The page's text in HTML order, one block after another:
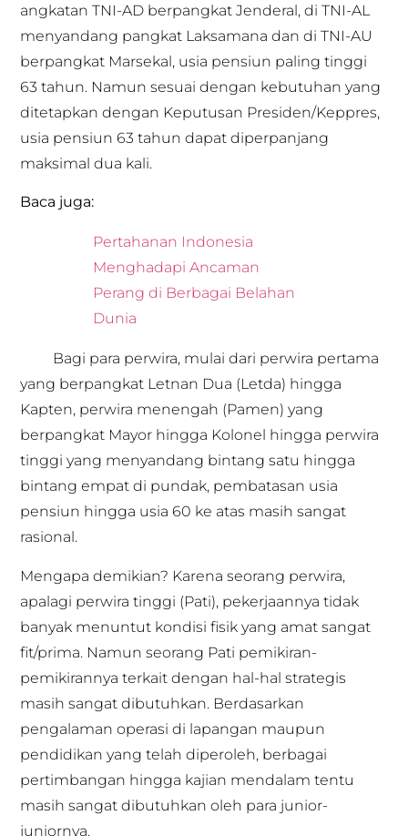
angkatan TNI-AD berpangkat Jenderal, di TNI-AL
menyandang pangkat Laksamana dan di TNI-AU
berpangkat Marsekal, usia pensiun paling tinggi
63 tahun. Namun sesuai dengan kebutuhan yang
ditetapkan dengan Keputusan Presiden/Keppres,
usia pensiun 63 tahun dapat diperpanjang
maksimal dua kali.
Baca juga:
Pertahanan Indonesia
Menghadapi Ancaman
Perang di Berbagai Belahan
Dunia
Bagi para perwira, mulai dari perwira pertama
yang berpangkat Letnan Dua (Letda) hingga
Kapten, perwira menengah (Pamen) yang
berpangkat Mayor hingga Kolonel hingga perwira
tinggi yang menyandang bintang satu hingga
bintang empat di pundak, pembatasan usia
pensiun hingga usia 60 ke atas masih sangat
rasional.
Mengapa demikian? Karena seorang perwira,
apalagi perwira tinggi (Pati), pekerjaannya tidak
banyak menuntut kondisi fisik yang amat sangat
fit/prima. Namun seorang Pati pemikiran-
pemikirannya terkait dengan hal-hal strategis
masih sangat dibutuhkan. Berdasarkan
pengalaman operasi di lapangan maupun
pendidikan yang telah diperoleh, berbagai
pertimbangan hingga kajian mendalam tentu
masih sangat dibutuhkan oleh para junior-
juniornya.